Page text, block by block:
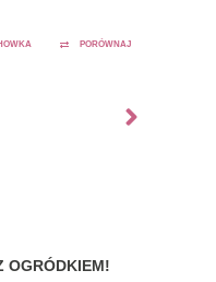
PORÓWNAJ
OGRÓDKIEM!